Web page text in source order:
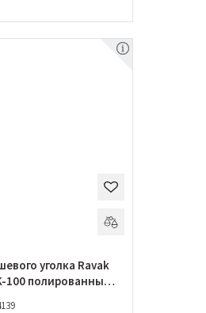
уголка Ravak
100 полированный